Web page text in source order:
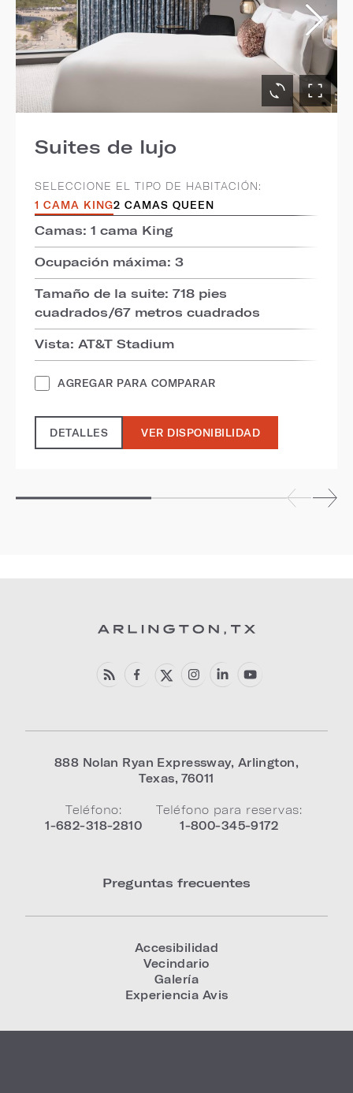
Suites de lujo
SELECCIONE EL TIPO DE HABITACIÓN:
1 CAMA KING2 CAMAS QUEEN
Camas: 1 cama King
Ocupación máxima: 3
Tamaño de la suite: 718 pies
cuadrados/67 metros cuadrados
Vista: AT&T Stadium
AGREGAR PARA COMPARAR
DETALLES VER DISPONIBILIDAD
888 Nolan Ryan Expressway, Arlington,
Texas,76011
Teléfono:
1-682-318-2810
Teléfono para reservas:
1-800-345-9172
Preguntas frecuentes
Accesibilidad
Vecindario
Galería
Experiencia Avis